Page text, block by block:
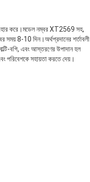
করে।মডেল নম্বর XT2569 সহ,
সময় 8-10 দিন।অর্থপ্রদানের শর্তাবলী
বগি, এবং আস্তরণের উপাদান হল
পরিবেশকে সহায়তা করতে দেয়।